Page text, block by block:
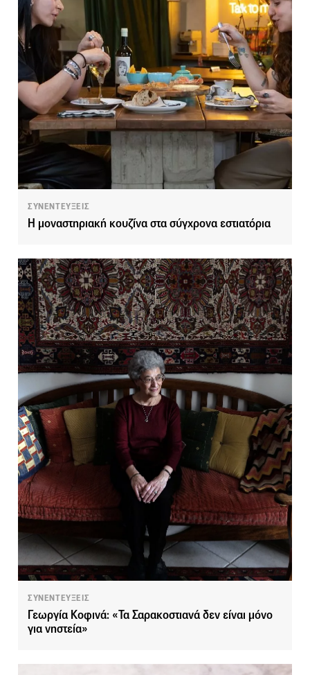
ΣΥΝΕΝΤΕΥΞΕΙΣ
Η μοναστηριακή κουζίνα στα σύγχρονα εστιατόρια
ΣΥΝΕΝΤΕΥΞΕΙΣ
Γεωργία Κοφινά: «Τα Σαρακοστιανά δεν είναι μόνο
για νηστεία»